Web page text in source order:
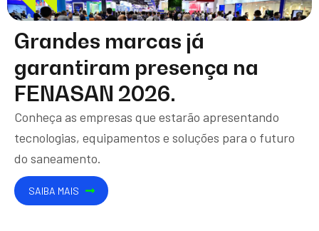
Grandes marcas já
garantiram presença na
FENASAN 2026.
Conheça as empresas que estarão apresentando
tecnologias, equipamentos e soluções para o futuro
do saneamento.
SAIBA MAIS